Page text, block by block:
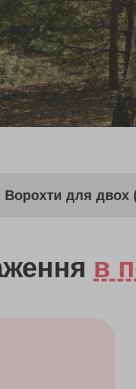
Ворохти для двох
в